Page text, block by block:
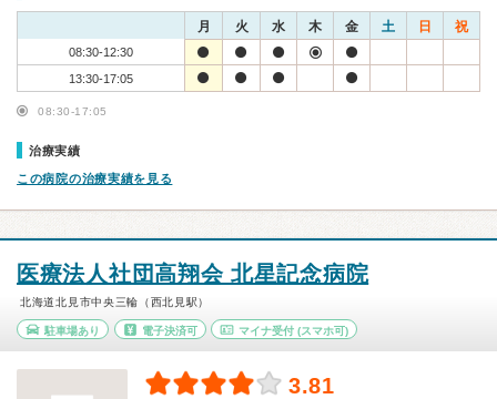
月 火 水 木 金 土 日 祝
08:30-12:30
13:30-17:05
08:30-17:05
治療実績
この病院の治療実績を見る
医療法人社団高翔会 北星記念病院
北海道北見市中央三輪（西北見駅）
駐車場あり 電子決済可 マイナ受付 (スマホ可)
3.81